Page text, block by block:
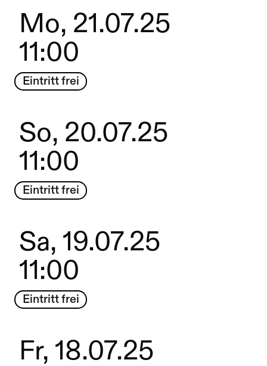
Mo, 21.07.25
11:00
Eintritt frei
So, 20.07.25
11:00
Eintritt frei
Sa, 19.07.25
11:00
Eintritt frei
Fr, 18.07.25